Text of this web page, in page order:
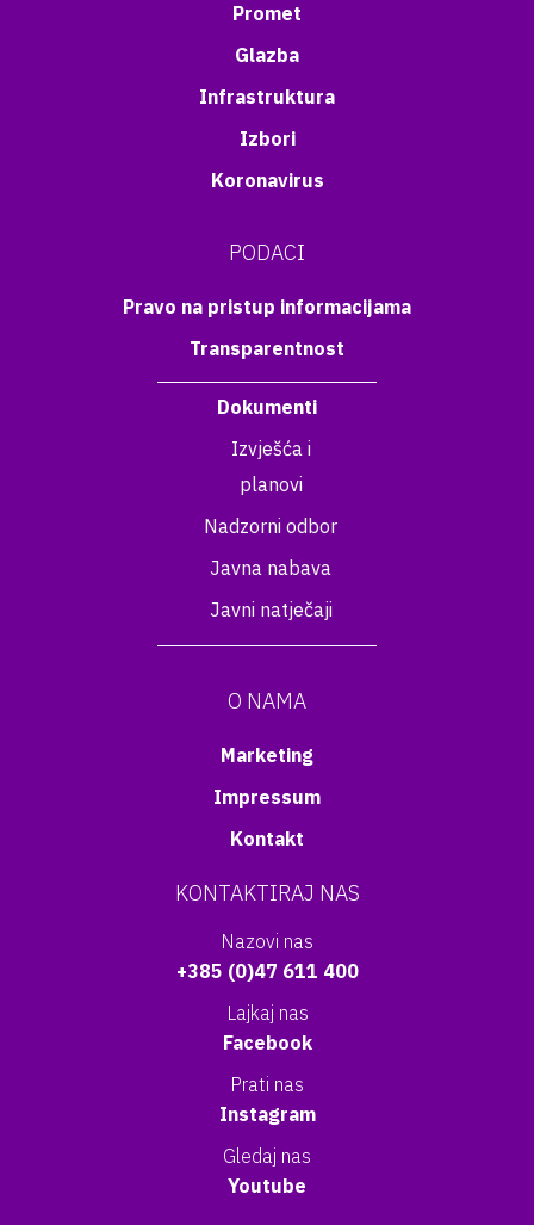
Promet
Glazba
Infrastruktura
Izbori
Koronavirus
PODACI
Pravo na pristup informacijama
Transparentnost
Dokumenti
Izvješća i
planovi
Nadzorni odbor
Javna nabava
Javni natječaji
O NAMA
Marketing
Impressum
Kontakt
KONTAKTIRAJ NAS
Nazovi nas
+385 (0)47 611 400
Lajkaj nas
Facebook
Prati nas
Instagram
Gledaj nas
Youtube